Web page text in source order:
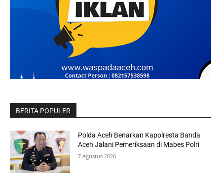
BERITA POPULER
Polda Aceh Benarkan Kapolresta Banda
Aceh Jalani Pemeriksaan di Mabes Polri
7 Agustus 2026